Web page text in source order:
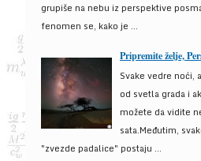
grupiše na nebu iz perspektive
fenomen se, kako je ...
Pripremite želje,
Svake vedre noći,
od svetla grada i
možete da vidite
sata.Međutim,
"zvezde padalice" postaju ...